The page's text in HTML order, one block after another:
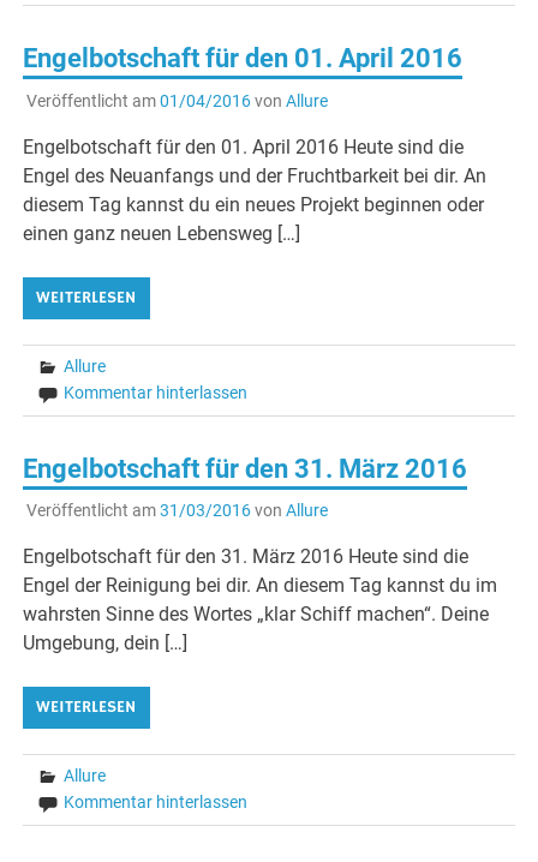
Engelbotschaft für den 01. April 2016
Veröffentlicht am01/04/2016von Allure
Engelbotschaft für den 01. April 2016 Heute sind die
Engel des Neuanfangs und der Fruchtbarkeit bei dir. An
diesem Tag kannst du ein neues Projekt beginnen oder
einen ganz neuen Lebensweg […]
WEITERLESEN
Allure
Kommentar hinterlassen
Engelbotschaft für den 31. März 2016
Veröffentlicht am31/03/2016von Allure
Engelbotschaft für den 31. März 2016 Heute sind die
Engel der Reinigung bei dir. An diesem Tag kannst du im
wahrsten Sinne des Wortes „klar Schiff machen“. Deine
Umgebung, dein […]
WEITERLESEN
Allure
Kommentar hinterlassen